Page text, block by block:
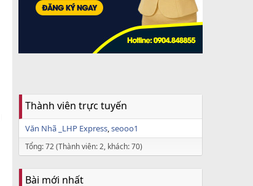
Thành viên trực tuyến
Văn Nhã _LHP Express seooo1
Tổng: 72 (Thành viên: 2, khách: 70)
Bài mới nhất